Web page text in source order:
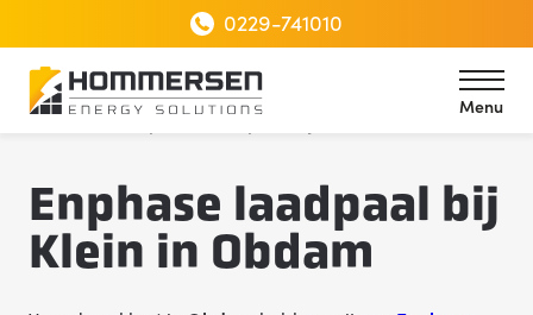
0229-741010
Menu
Home Enphase laadpaal bij Klein in Obdam
Enphase laadpaal bij
Klein in Obdam